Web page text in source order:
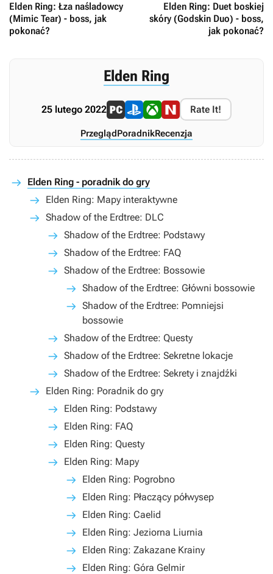
Elden Ring: Łza naśladowcy
(Mimic Tear) - boss, jak
pokonać?
Elden Ring: Duet boskiej
skóry (Godskin Duo) - boss,
jak pokonać?
Elden Ring
25 lutego 2022 Rate It!
PrzeglądPoradnikRecenzja
Elden Ring - poradnik do gry
Elden Ring: Mapy interaktywne
Shadow of the Erdtree: DLC
Shadow of the Erdtree: Podstawy
Shadow of the Erdtree: FAQ
Shadow of the Erdtree: Bossowie
Shadow of the Erdtree: Główni bossowie
Shadow of the Erdtree: Pomniejsi
bossowie
Shadow of the Erdtree: Questy
Shadow of the Erdtree: Sekretne lokacje
Shadow of the Erdtree: Sekrety i znajdźki
Elden Ring: Poradnik do gry
Elden Ring: Podstawy
Elden Ring: FAQ
Elden Ring: Questy
Elden Ring: Mapy
Elden Ring: Pogrobno
Elden Ring: Płaczący półwysep
Elden Ring: Caelid
Elden Ring: Jeziorna Liurnia
Elden Ring: Zakazane Krainy
Elden Ring: Góra Gelmir